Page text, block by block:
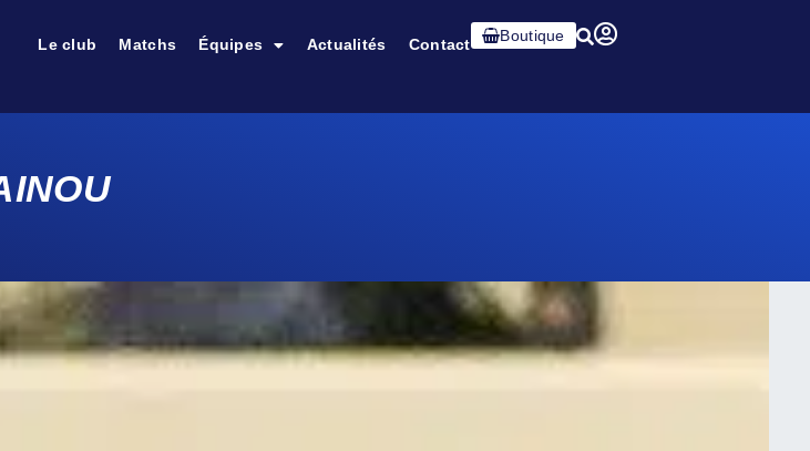
Le club Matchs Équipes Actualités Contact Boutique